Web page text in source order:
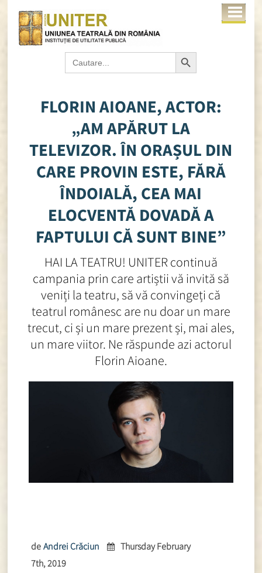
Search
for:
Search Button
FLORIN AIOANE, ACTOR:
„AM APĂRUT LA
TELEVIZOR. ÎN ORAȘUL DIN
CARE PROVIN ESTE, FĂRĂ
ÎNDOIALĂ, CEA MAI
ELOCVENTĂ DOVADĂ A
FAPTULUI CĂ SUNT BINE”
HAI LA TEATRU! UNITER continuă
campania prin care artiștii vă invită să
veniți la teatru, să vă convingeți că
teatrul românesc are nu doar un mare
trecut, ci și un mare prezent și, mai ales,
un mare viitor. Ne răspunde azi actorul
Florin Aioane.
de Andrei Crăciun
Thursday February
7th, 2019